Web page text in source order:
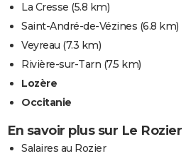
La Cresse (5.8 km)
Saint-André-de-Vézines (6.8 km)
Veyreau (7.3 km)
Rivière-sur-Tarn (7.5 km)
Lozère
Occitanie
En savoir plus sur Le Rozier
Salaires au Rozier